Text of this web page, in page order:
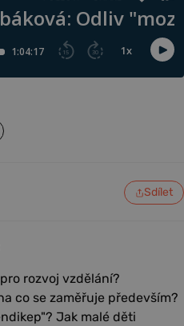
Sdílet
rozvoj vzdělání?
co se zaměřuje především?
Jak malé děti